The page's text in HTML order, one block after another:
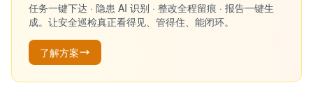
任务一键下达 · 隐患 AI 识别 · 整改全程留痕 · 报告一键生
成。让安全巡检真正看得见、管得住、能闭环。
了解方案